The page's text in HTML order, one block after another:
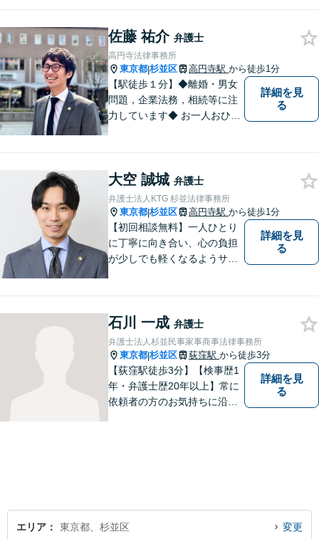
う日々精進して参ります。
【夜間や休日相談も対応可
能】【メール・WEB面談可】
佐藤 祐介 弁護士
高円寺法律事務所
東京都|杉並区 高円寺駅 から徒歩1分
【駅徒歩１分】◆離婚・男女
問題，企業法務，相続等に注
力しています◆ お一人おひと
詳細を見
る
大空 誠城 弁護士
弁護士法人KTG 杉並法律事務所
東京都|杉並区 高円寺駅 から徒歩1分
【初回相談無料】一人ひとり
に丁寧に向き合い、心の負担
が少しでも軽くなるようサポ
しています。【夜間や休日相
談も対応可能】【メール・WE
B面談可】
詳細を見
る
石川 一成 弁護士
弁護士法人杉並民事家事商事法律事務所
東京都|杉並区 荻窪駅 から徒歩3分
【荻窪駅徒歩3分】【検事歴1
年・弁護士歴20年以上】常に
依頼者の方のお気持ちに沿っ
になります。
詳細を見
る
エリア 東京都、杉並区 変更